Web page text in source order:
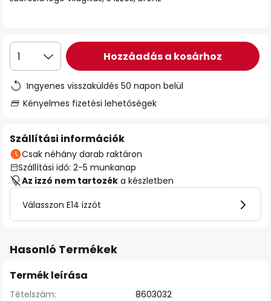
1 Hozzáadás a kosárhoz
Ingyenes visszaküldés 50 napon belül
Kényelmes fizetési lehetőségek
Szállítási információk
Csak néhány darab raktáron
Szállítási idő: 2-5 munkanap
Az izzó nem tartozék a készletben
Válasszon E14 izzót
Hasonló Termékek
Termék leírása
Tételszám: 8603032